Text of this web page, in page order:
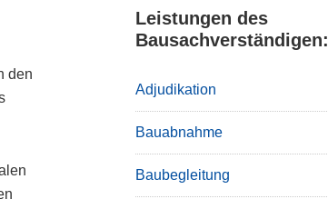
den
Leistungen des
Bausachverständigen:
Adjudikation
Bauabnahme
Baubegleitung